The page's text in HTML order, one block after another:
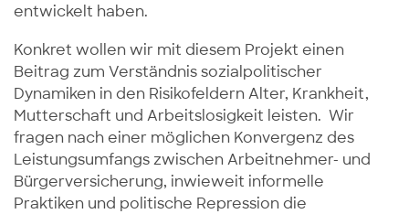
entwickelt haben.
Konkret wollen wir mit diesem Projekt einen
Beitrag zum Verständnis sozialpolitischer
Dynamiken in den Risikofeldern Alter, Krankheit,
Mutterschaft und Arbeitslosigkeit leisten. Wir
fragen nach einer möglichen Konvergenz des
Leistungsumfangs zwischen Arbeitnehmer- und
Bürgerversicherung, inwieweit informelle
Praktiken und politische Repression die